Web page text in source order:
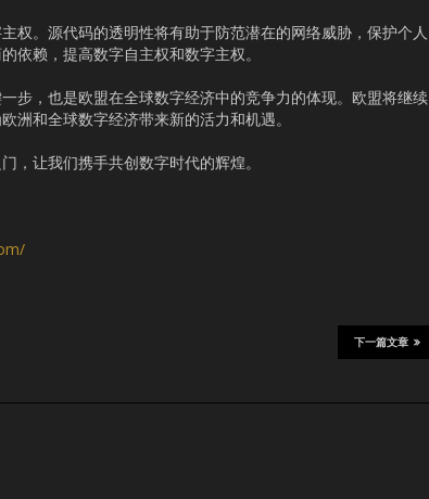
权。源代码的透明性将有助于防范潜在的网络威胁，保护个人
依赖，提高数字自主权和数字主权。
步，也是欧盟在全球数字经济中的竞争力的体现。欧盟将继续
洲和全球数字经济带来新的活力和机遇。
，让我们携手共创数字时代的辉煌。
下一篇文章